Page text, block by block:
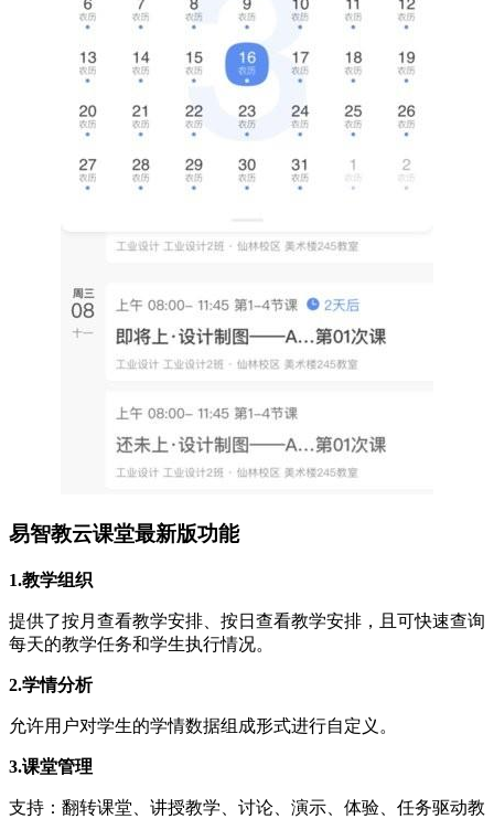
易智教云课堂最新版功能
1.教学组织
提供了按月查看教学安排、按日查看教学安排，且可快速查询
每天的教学任务和学生执行情况。
2.学情分析
允许用户对学生的学情数据组成形式进行自定义。
3.课堂管理
支持：翻转课堂、讲授教学、讨论、演示、体验、任务驱动教